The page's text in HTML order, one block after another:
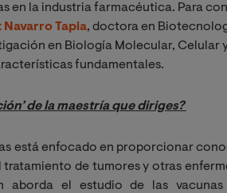
en la industria farmacéutica. Para
Navarro Tapia, doctora en
en Biología Molecular, Celular
fundamentales.
de la maestría que diriges?
está enfocado en proporcionar
de tumores y otras
aborda el estudio de las vacunas